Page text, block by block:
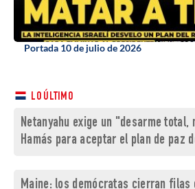
Portada 10 de julio de 2026
LO ÚLTIMO
Netanyahu exige un "desarme
Hamás para aceptar el plan de paz
Maine: los demócratas cierran filas